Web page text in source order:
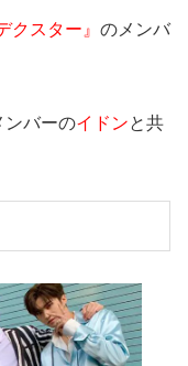
クスター』 のメンバ
ンバーのイドンと共